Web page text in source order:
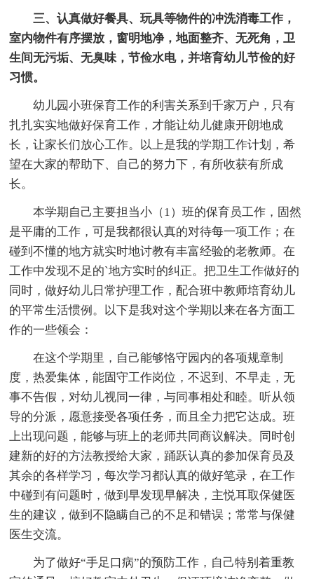
三、认真做好餐具、玩具等物件的冲洗消毒工作，
室内物件有序摆放，窗明地净，地面整齐、无死角，卫
生间无污垢、无臭味，节俭水电，并培育幼儿节俭的好
习惯。
幼儿园小班保育工作的利害关系到千家万户，只有
扎扎实实地做好保育工作，才能让幼儿健康开朗地成
长，让家长们放心工作。以上是我的学期工作计划，希
望在大家的帮助下、自己的努力下，有所收获有所成
长。
本学期自己主要担当小（1）班的保育员工作，固然
是平庸的工作，可是我都很认真的对待每一项工作；在
碰到不懂的地方就实时地讨教有丰富经验的老教师。在
工作中发现不足的`地方实时的纠正。把卫生工作做好的
同时，做好幼儿日常护理工作，配合班中教师培育幼儿
的平常生活惯例。以下是我对这个学期以来在各方面工
作的一些领会：
在这个学期里，自己能够恪守园内的各项规章制
度，热爱集体，能固守工作岗位，不迟到、不早走，无
事不告假，对幼儿视同一律，与同事相处和睦。听从领
导的分派，愿意接受各项任务，而且全力把它达成。班
上出现问题，能够与班上的老师共同商议解决。同时创
建新的好的方法教授给大家，踊跃认真的参加保育员及
其余的各样学习，每次学习都认真的做好笔录，在工作
中碰到有问题时，做到早发现早解决，主悦耳取保健医
生的建议，做到不隐瞒自己的不足和错误；常常与保健
医生交流。
为了做好“手足口病”的预防工作，自己特别着重教